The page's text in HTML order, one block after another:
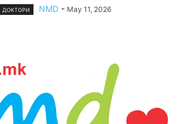
ДОКТОРИ NMD - May 11, 2026